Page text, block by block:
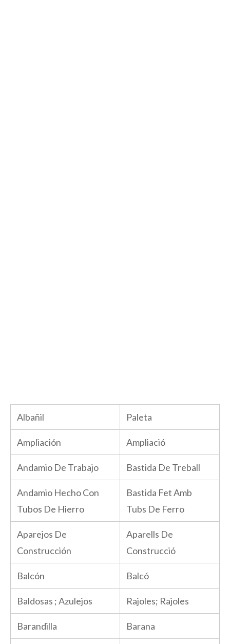
Albañil Paleta
Ampliación Ampliació
Andamio De Trabajo Bastida De Treball
Andamio Hecho Con
Tubos De Hierro
Bastida Fet Amb
Tubs De Ferro
Aparejos De
Construcción
Aparells De
Construcció
Balcón Balcó
Baldosas ; Azulejos Rajoles; Rajoles
Barandilla Barana